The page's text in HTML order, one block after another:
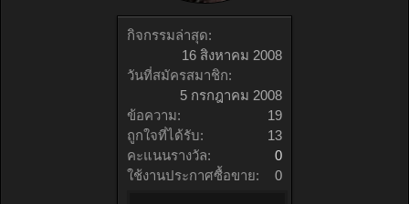
กิจกรรมล่าสุด:
16 สิงหาคม 2008
วันที่สมัครสมาชิก:
5 กรกฎาคม 2008
ข้อความ:
19
ถูกใจที่ได้รับ:
13
คะแนนรางวัล:
0
ใช้งานประกาศซื้อขาย:
0